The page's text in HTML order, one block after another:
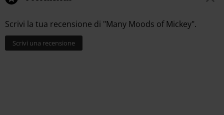
Scrivi la tua recensione di "Many Moods of Mickey".
Scrivi una recensione